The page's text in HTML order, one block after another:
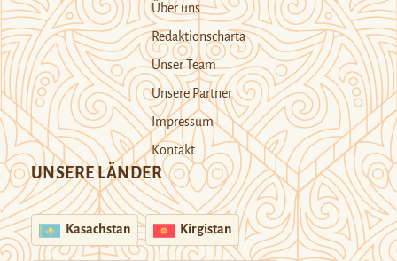
Über uns
Redaktionscharta
Unser Team
Unsere Partner
Impressum
Kontakt
UNSERE LÄNDER
Kasachstan Kirgistan